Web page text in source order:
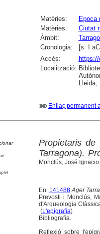
Matèries: Epoca
Matèries:
Ciutat
Àmbit:
Cronologia:
[s. I
Accés:
https://
Localització:
Lleida;
Enllaç permanent
Propietaris de
Tarragona).
Monclús, José
En: 141488 Ager
Prevosti i Monclús,
d'Arqueologia
(L'epigrafia)
Bibliografia.
Reflexió sobre